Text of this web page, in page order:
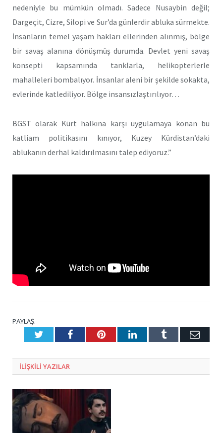
nedeniyle bu mümkün olmadı. Sadece Nusaybin değil;
Dargeçit, Cizre, Silopi ve Sur’da günlerdir abluka sürmekte.
İnsanların temel yaşam hakları ellerinden alınmış, bölge
bir savaş alanına dönüşmüş durumda. Devlet yeni savaş
konsepti kapsamında tanklarla, helikopterlerle
mahalleleri bombalıyor. İnsanlar aleni bir şekilde sokakta,
evlerinde katlediliyor. Bölge insansızlaştırılıyor…
BGST olarak Kürt halkına karşı uygulamaya konan bu
katliam politikasını kınıyor, Kuzey Kürdistan’daki
ablukanın derhal kaldırılmasını talep ediyoruz.”
PAYLAŞ.
TwitterFacebookPinterestLinkedInTumblr E-
ILIŞKILI YAZILAR